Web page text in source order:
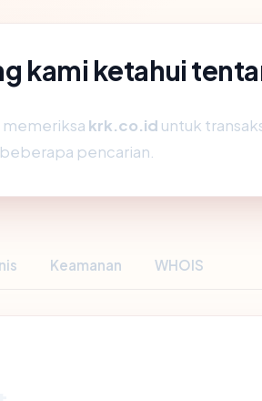
kami ketahui
memeriksa krk.co.id untuk
pencarian.
Keamanan WHOIS